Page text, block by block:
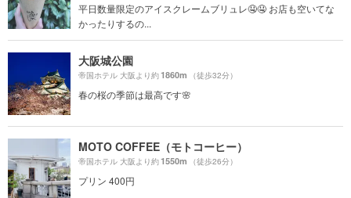
平日数量限定のアイスクレームブリュレ🤤🤤 お店も空いてな
かったりするの...
大阪城公園
帝国ホテル 大阪より約1860m （徒歩32分）
春の桜の季節は最高です🌸
MOTO COFFEE（モトコーヒー）
帝国ホテル 大阪より約1550m （徒歩26分）
プリン 400円